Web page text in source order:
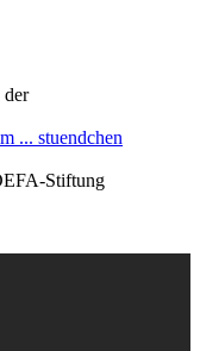
der
... stuendchen
Stiftung